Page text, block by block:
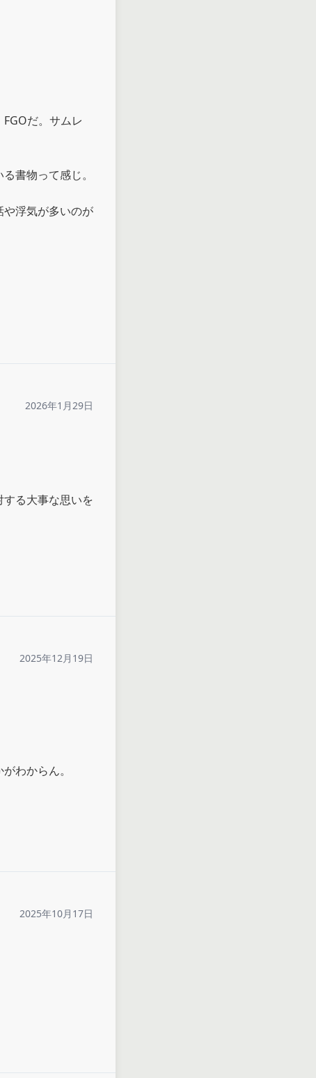
だ。サムレ
書物って感じ。
浮気が多いのが
2026年1月29日
る大事な思いを
2025年12月19日
わからん。
2025年10月17日